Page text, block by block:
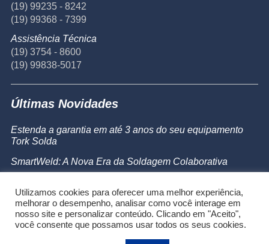
(19) 99235 - 8242
(19) 99368 - 7399
Assistência Técnica
(19) 3754 - 8600
(19) 99838-5017
Últimas Novidades
Estenda a garantia em até 3 anos do seu equipamento
Tork Solda
SmartWeld: A Nova Era da Soldagem Colaborativa
Powermax 45 SYNC
Utilizamos cookies para oferecer uma melhor experiência,
melhorar o desempenho, analisar como você interage em
nosso site e personalizar conteúdo. Clicando em "Aceito",
você consente que possamos usar todos os seus cookies.